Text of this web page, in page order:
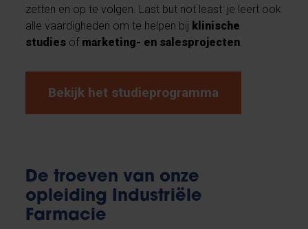
zetten en op te volgen. Last but not least: je leert ook
alle vaardigheden om te helpen bij klinische
studies ofmarketing- en salesprojecten.
Bekijk het studieprogramma
De troeven van onze
opleiding Industriële
Farmacie